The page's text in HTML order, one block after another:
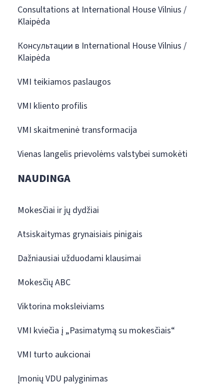
Consultations at International House Vilnius /
Klaipėda
Консультации в International House Vilnius /
Klaipėda
VMI teikiamos paslaugos
VMI kliento profilis
VMI skaitmeninė transformacija
Vienas langelis prievolėms valstybei sumokėti
NAUDINGA
Mokesčiai ir jų dydžiai
Atsiskaitymas grynaisiais pinigais
Dažniausiai užduodami klausimai
Mokesčių ABC
Viktorina moksleiviams
VMI kviečia į „Pasimatymą su mokesčiais“
VMI turto aukcionai
Įmonių VDU palyginimas